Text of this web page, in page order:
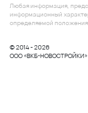
© 2014 - 2026
ООО «ВКБ-НОВОСТРОЙКИ»